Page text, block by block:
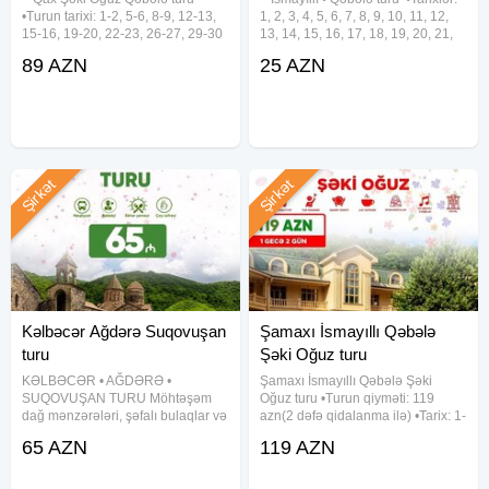
•Turun tarixi: 1-2, 5-6, 8-9, 12-13,
15-16, 19-20, 22-23, 26-27, 29-30
89 azn - Həftəsonu: 99 azn -
89 AZN
1, 2, 3, 4, 5, 6, 7, 8, 9, 10, 11, 12,
13, 14, 15, 16, 17, 18, 19, 20, 21,
31 Avqust •Qiymət: • Ekonom paket
25 AZN
Kəlbəcər Ağdərə Suqovuşan
turu
KƏLBƏCƏR • AĞDƏRƏ •
SUQOVUŞAN TURU Möhtəşəm
dağ mənzərələri, şəfalı bulaqlar və
səyahət •Tarix: 1, 2, 8, 9, 15, 16,
Şirkət
65 AZN
Şamaxı İsmayıllı Qəbələ
Şəki Oğuz turu
Şamaxı İsmayıllı Qəbələ Şəki
Oğuz turu •Turun qiyməti: 119
azn(2 dəfə qidalanma ilə) •Tarix: 1-
✓Qiymətə daxildir: • Komfortlu
Şirkət
119 AZN